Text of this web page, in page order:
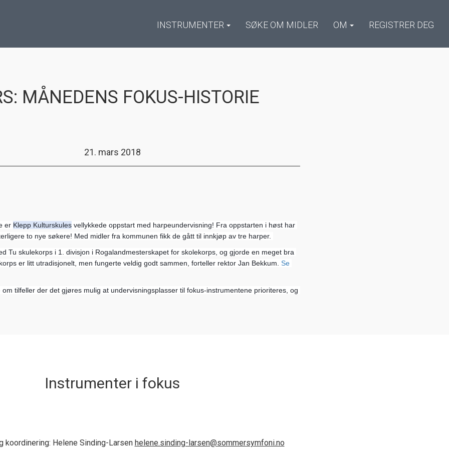
INSTRUMENTER SØKE OM MIDLER OM REGISTRER DEG
MÅNEDENS FOKUS-HISTORIE
21. mars 2018
er Klepp Kulturskules vellykkede oppstart med harpeundervisning! Fra oppstarten i høst har
to nye søkere! Med midler fra kommunen fikk de gått til innkjøp av tre harper.
Tu skulekorps i 1. divisjon i Rogalandmesterskapet for skolekorps, og gjorde en meget bra
er litt utradisjonelt, men fungerte veldig godt sammen, forteller rektor Jan Bekkum. Se
tilfeller der det gjøres mulig at undervisningsplasser til fokus-instrumentene prioriteres, og
Instrumenter i fokus
koordinering: Helene Sinding-Larsen helene.sinding-larsen@sommersymfoni.no